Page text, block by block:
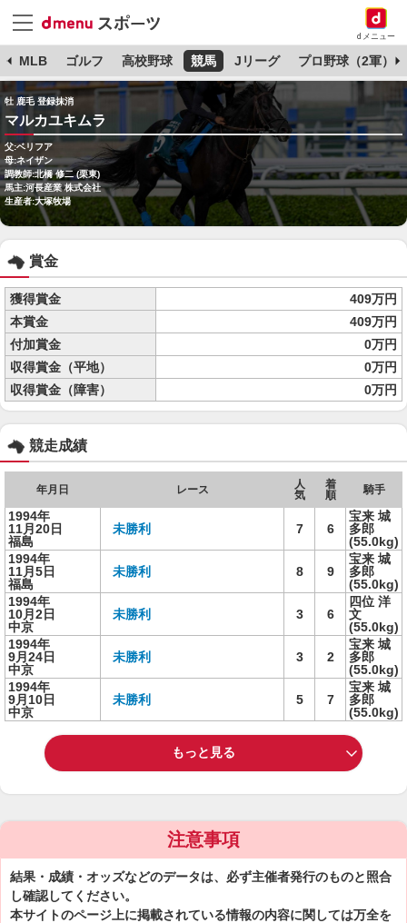
dメニュー
MLB ゴルフ 高校野球 競馬 Jリーグ プロ野球（2軍）
牡 鹿毛 登録抹消
マルカユキムラ
父:ベリフア
母:ネイザン
調教師:北橋 修二 (栗東)
馬主:河長産業 株式会社
生産者:大塚牧場
賞金
獲得賞金
409万円
本賞金
409万円
付加賞金
0万円
収得賞金（平地）
0万円
収得賞金（障害）
0万円
競走成績
年月日 レース
人
気
着
順
騎手
1994年
11月20日
福島
未勝利 7 6
宝来 城
多郎
(55.0kg)
1994年
11月5日
福島
未勝利 8 9
宝来 城
多郎
(55.0kg)
1994年
10月2日
中京
未勝利 3 6
四位 洋
文
(55.0kg)
1994年
9月24日
中京
未勝利 3 2
宝来 城
多郎
(55.0kg)
1994年
9月10日
中京
未勝利 5 7
宝来 城
多郎
(55.0kg)
もっと見る
注意事項
結果・成績・オッズなどのデータは、必ず主催者発行のものと照合
し確認してください。
本サイトのページ上に掲載されている情報の内容に関しては万全を